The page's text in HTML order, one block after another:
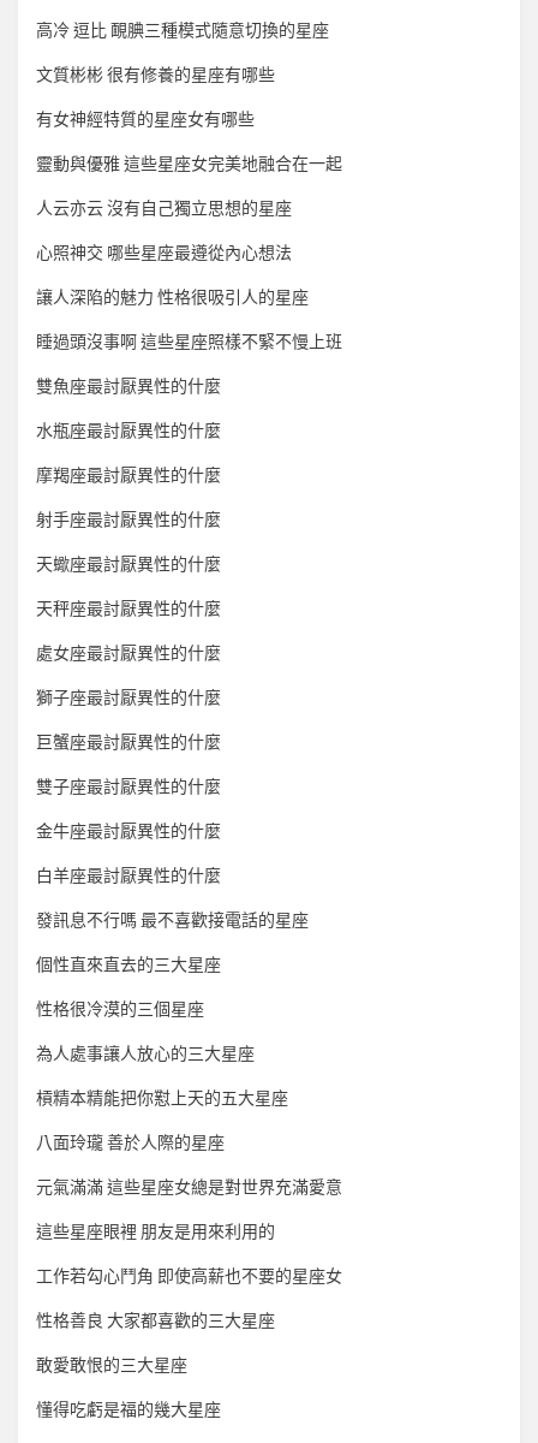
高冷 逗比 靦腆三種模式隨意切換的星座
文質彬彬 很有修養的星座有哪些
有女神經特質的星座女有哪些
靈動與優雅 這些星座女完美地融合在一起
人云亦云 沒有自己獨立思想的星座
心照神交 哪些星座最遵從內心想法
讓人深陷的魅力 性格很吸引人的星座
睡過頭沒事啊 這些星座照樣不緊不慢上班
雙魚座最討厭異性的什麼
水瓶座最討厭異性的什麼
摩羯座最討厭異性的什麼
射手座最討厭異性的什麼
天蠍座最討厭異性的什麼
天秤座最討厭異性的什麼
處女座最討厭異性的什麼
獅子座最討厭異性的什麼
巨蟹座最討厭異性的什麼
雙子座最討厭異性的什麼
金牛座最討厭異性的什麼
白羊座最討厭異性的什麼
發訊息不行嗎 最不喜歡接電話的星座
個性直來直去的三大星座
性格很冷漠的三個星座
為人處事讓人放心的三大星座
槓精本精能把你懟上天的五大星座
八面玲瓏 善於人際的星座
元氣滿滿 這些星座女總是對世界充滿愛意
這些星座眼裡 朋友是用來利用的
工作若勾心鬥角 即使高薪也不要的星座女
性格善良 大家都喜歡的三大星座
敢愛敢恨的三大星座
懂得吃虧是福的幾大星座